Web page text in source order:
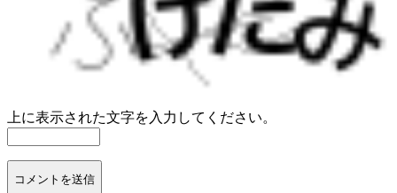
上に表示された文字を入力してください。